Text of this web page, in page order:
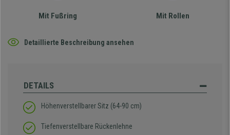
Mit Fußring Mit Rollen
Detaillierte Beschreibung ansehen
DETAILS
Höhenverstellbarer Sitz (64-90 cm)
Tiefenverstellbare Rückenlehne